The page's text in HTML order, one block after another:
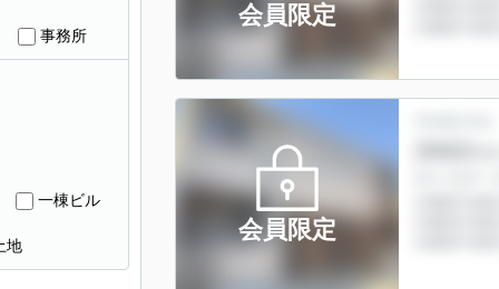
会員限定
会員限定
事務所
一棟ビル
地